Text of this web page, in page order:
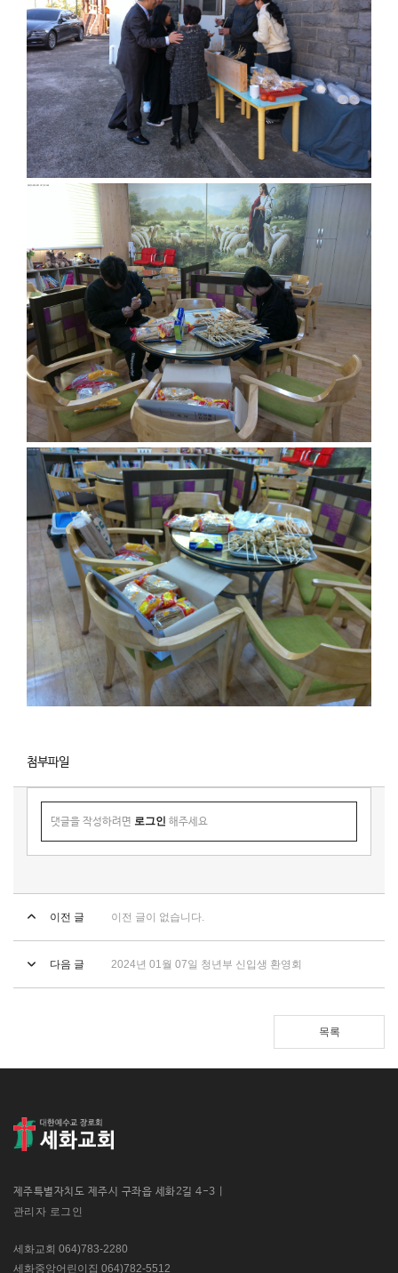
첨부파일
댓글을 작성하려면 로그인 해주세요
이전 글 이전 글이 없습니다.
다음 글 2024년 01월 07일 청년부 신입생 환영회
목록
제주특별자치도 제주시 구좌읍 세화2길 4-3 |
관리자 로그인
세화교회 064)783-2280
세화중앙어린이집 064)782-5512